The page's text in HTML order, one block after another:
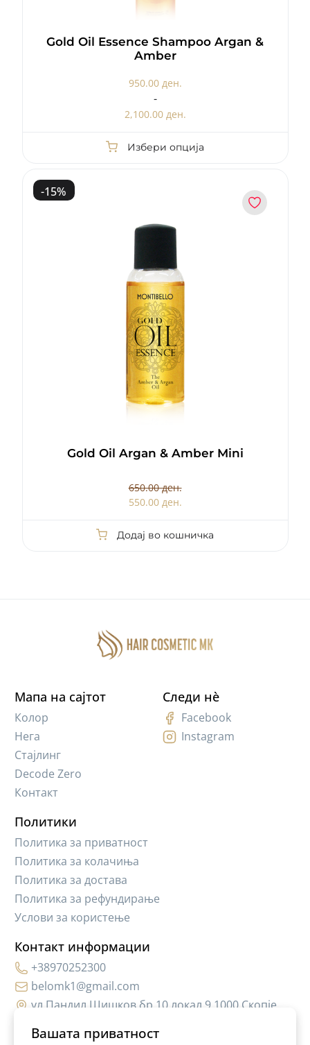
Вашата приватност
Gold Oil Essence Shampoo Argan &
Amber
950.00 ден.
-
2,100.00 ден.
Избери опција
-15%
Gold Oil Argan & Amber Mini
650.00 ден.
550.00 ден.
Додај во кошничка
Мапа на сајтот
Колор
Нега
Стајлинг
Decode Zero
Контакт
Политики
Политика за приватност
Политика за колачиња
Политика за достава
Политика за рефундирање
Услови за користење
Контакт информации
+38970252300
belomk1@gmail.com
ул.Пандил Шишков бр.10,локал 9 1000 Скопје
Следи нè
Facebook
Instagram